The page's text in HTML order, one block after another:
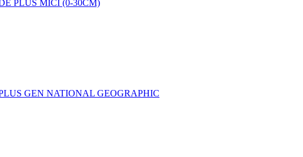
PLUS MICI (0-30CM)
GEN NATIONAL GEOGRAPHIC